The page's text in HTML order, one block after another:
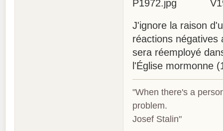
J'ignore la raison
réactions négatives
sera réemployé
l'Église mormonne
"When there's a
problem.
Josef Stalin"